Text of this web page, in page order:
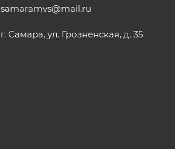
samaramvs@mail.ru
г. Самара, ул. Грозненская, д. 35